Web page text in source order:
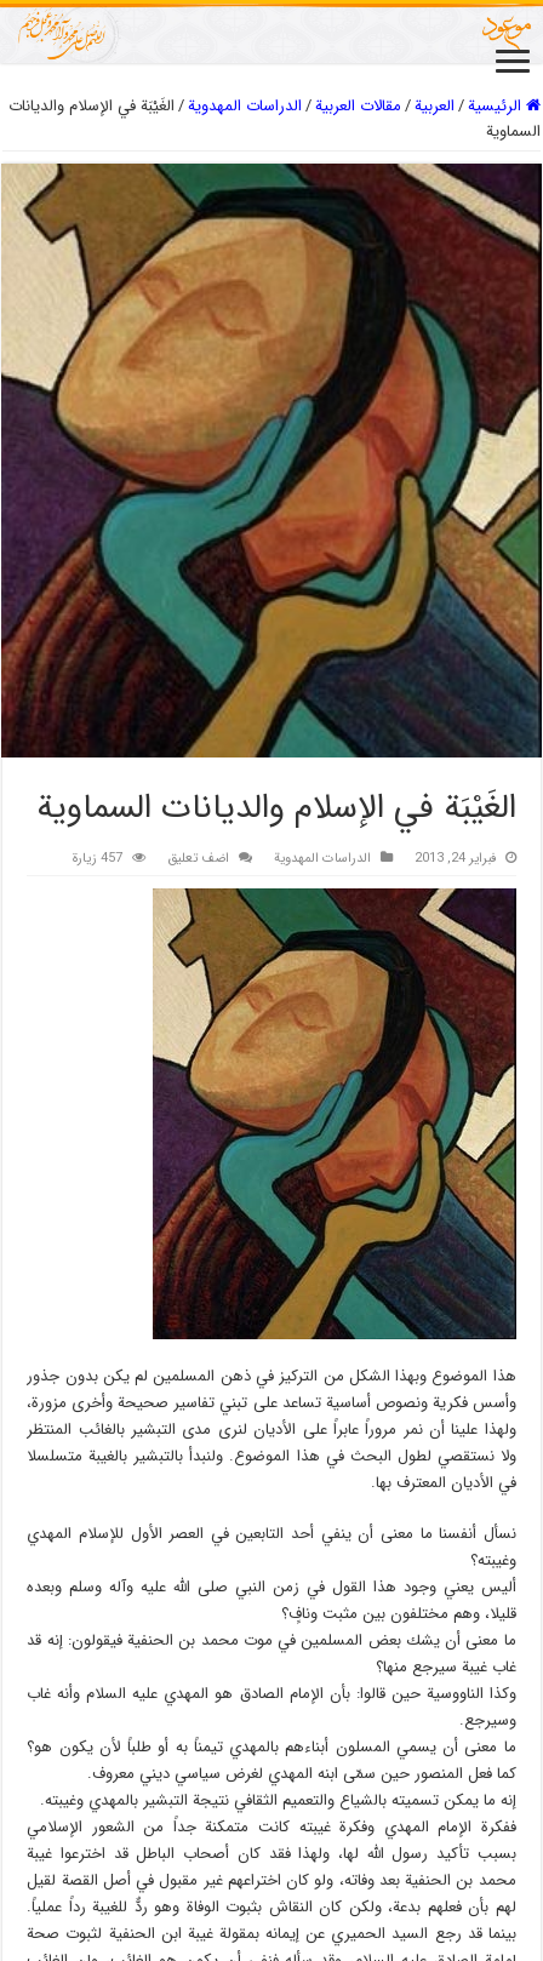
الرئيسية/العربیة/مقالات العربیة/الدراسات المهدویة/الغَيْبَة في الإسلام والديانات
السماوية
الغَيْبَة في الإسلام والديانات السماوية
فبراير 24, 2013 الدراسات المهدویة اضف تعليق 457 زيارة
هذا الموضوع وبهذا الشكل من التركيز في ذهن المسلمين لم يكن بدون جذور
وأسس فكرية ونصوص أساسية تساعد على تبني تفاسير صحيحة وأخرى مزورة،
ولهذا علينا أن نمر مروراً عابراً على الأديان لنرى مدى التبشير بالغائب المنتظر
ولا نستقصي لطول البحث في هذا الموضوع. ولنبدأ بالتبشير بالغيبة متسلسلا
في الأديان المعترف بها.
نسأل أنفسنا ما معنى أن ينفي أحد التابعين في العصر الأول للإسلام المهدي
وغيبته؟
أليس يعني وجود هذا القول في زمن النبي صلى الله عليه وآله وسلم وبعده
قليلا، وهم مختلفون بين مثبت ونافٍ؟
ما معنى أن يشك بعض المسلمين في موت محمد بن الحنفية فيقولون: إنه قد
غاب غيبة سيرجع منها؟
وكذا الناووسية حين قالوا: بأن الإمام الصادق هو المهدي عليه السلام وأنه غاب
وسيرجع.
ما معنى أن يسمي المسلون أبناءهم بالمهدي تيمناً به أو طلباً لأن يكون هو؟
كما فعل المنصور حين سمّى ابنه المهدي لغرض سياسي ديني معروف.
إنه ما يمكن تسميته بالشياع والتعميم الثقافي نتيجة التبشير بالمهدي وغيبته.
ففكرة الإمام المهدي وفكرة غيبته كانت متمكنة جداً من الشعور الإسلامي
بسبب تأكيد رسول الله لها، ولهذا فقد كان أصحاب الباطل قد اخترعوا غيبة
محمد بن الحنفية بعد وفاته، ولو كان اختراعهم غير مقبول في أصل القصة لقيل
لهم بأن فعلهم بدعة، ولكن كان النقاش بثبوت الوفاة وهو ردٌّ للغيبة رداً عملياً.
بينما قد رجع السيد الحميري عن إيمانه بمقولة غيبة ابن الحنفية لثبوت صحة